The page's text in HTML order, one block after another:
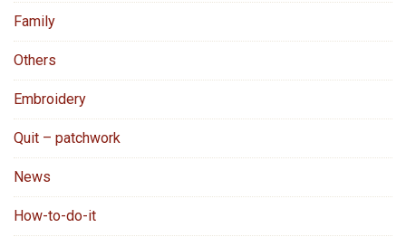
Family
Others
Embroidery
Quit – patchwork
News
How-to-do-it